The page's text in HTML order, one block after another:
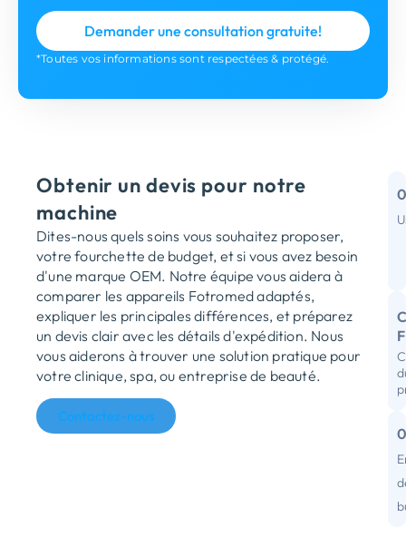
*Toutes vos informations sont respectées & protégé.
Obtenir un devis pour notre
machine
Dites-nous quels soins vous souhaitez proposer,
votre fourchette de budget, et si vous avez besoin
d'une marque OEM. Notre équipe vous aidera à
comparer les appareils Fotromed adaptés,
expliquer les principales différences, et préparez
un devis clair avec les détails d'expédition. Nous
vous aiderons à trouver une solution pratique pour
votre clinique, spa, ou entreprise de beauté.
Contactez-nous
D